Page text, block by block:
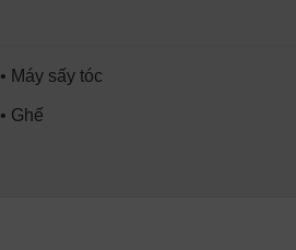
• Máy sấy tóc
• Ghế